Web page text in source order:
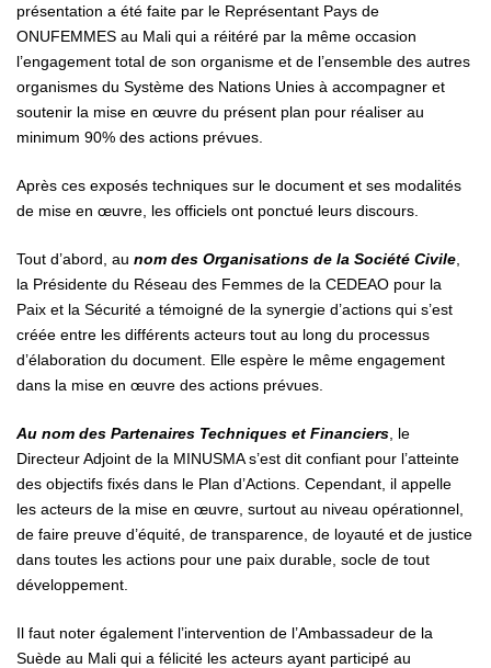
présentation a été faite par le Représentant Pays de
ONUFEMMES au Mali qui a réitéré par la même occasion
l’engagement total de son organisme et de l’ensemble des autres
organismes du Système des Nations Unies à accompagner et
soutenir la mise en œuvre du présent plan pour réaliser au
minimum 90% des actions prévues.
Après ces exposés techniques sur le document et ses modalités
de mise en œuvre, les officiels ont ponctué leurs discours.
Tout d’abord, au nom des Organisations de la Société Civile
la Présidente du Réseau des Femmes de la CEDEAO pour la
Paix et la Sécurité a témoigné de la synergie d’actions qui s’est
créée entre les différents acteurs tout au long du processus
d’élaboration du document. Elle espère le même engagement
dans la mise en œuvre des actions prévues.
Au nom des Partenaires Techniques et Financiers , le
Directeur Adjoint de la MINUSMA s’est dit confiant pour l’atteinte
des objectifs fixés dans le Plan d’Actions. Cependant, il appelle
les acteurs de la mise en œuvre, surtout au niveau opérationnel,
de faire preuve d’équité, de transparence, de loyauté et de justice
dans toutes les actions pour une paix durable, socle de tout
développement.
Il faut noter également l’intervention de l’Ambassadeur de la
Suède au Mali qui a félicité les acteurs ayant participé au